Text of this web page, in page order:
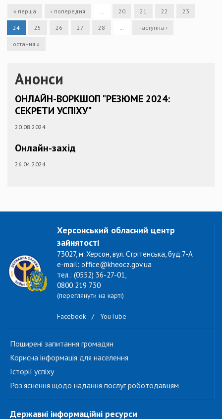
« перша ‹ попередня 20 21 22 23
24 25 26 27 28 наступна ›
остання »
Анонси
ОНЛАЙН-ВОРКШОП "РЕЗЮМЕ 2024:
СЕКРЕТИ УСПІХУ"
20.08.2024
Онлайн-захід
26.04.2024
Херсонський обласний центр
зайнятості
73027, м. Херсон, вул. Стрітенська, буд.7-А
e-mail: office@kheocz.gov.ua
тел.: (0552) 36-27-01,
0800 219 730
(переглянути на карті)
Facebook / YouTube
Поширені запитання громадян
Корисна інформація для населення
Історії успіху
Роз'яснення щодо надання послуг роботодавцям
Державні інформаційні ресурси